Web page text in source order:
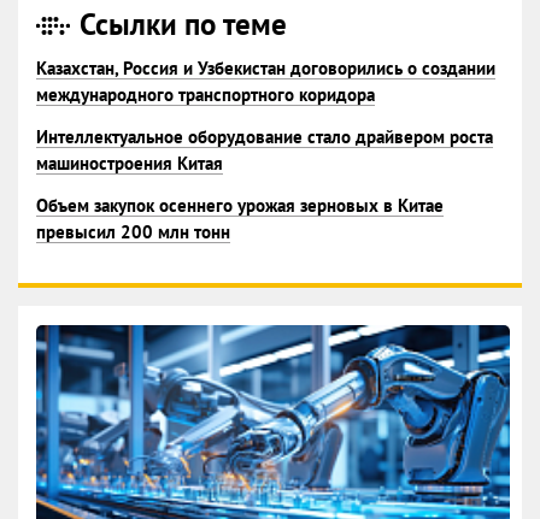
Ссылки по теме
Казахстан, Россия и Узбекистан договорились о создании
международного транспортного коридора
Интеллектуальное оборудование стало драйвером роста
машиностроения Китая
Объем закупок осеннего урожая зерновых в Китае
превысил 200 млн тонн